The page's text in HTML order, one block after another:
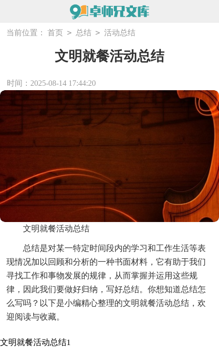
当前位置： 首页 > 总结 > 活动总结
文明就餐活动总结
时间：2025-08-14 17:44:20
文明就餐活动总结
总结是对某一特定时间段内的学习和工作生活等表
现情况加以回顾和分析的一种书面材料，它有助于我们
寻找工作和事物发展的规律，从而掌握并运用这些规
律，因此我们要做好归纳，写好总结。你想知道总结怎
么写吗？以下是小编精心整理的文明就餐活动总结，欢
迎阅读与收藏。
文明就餐活动总结1